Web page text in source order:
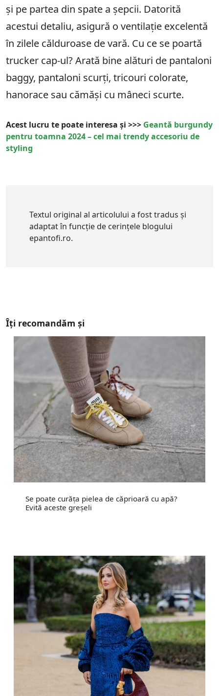
și pe partea din spate a șepcii. Datorită
acestui detaliu, asigură o ventilație excelentă
în zilele călduroase de vară. Cu ce se poartă
trucker cap-ul? Arată bine alături de pantaloni
baggy, pantaloni scurți, tricouri colorate,
hanorace sau cămăși cu mâneci scurte.
Acest lucru te poate interesa și >>> Geantă burgundy
pentru toamna 2024 – cel mai trendy accesoriu de
styling
Textul original al articolului a fost tradus și
adaptat în funcție de cerințele blogului
epantofi.ro.
Îți recomandăm și
Se poate curăța pielea de căprioară cu apă?
Evită aceste greșeli